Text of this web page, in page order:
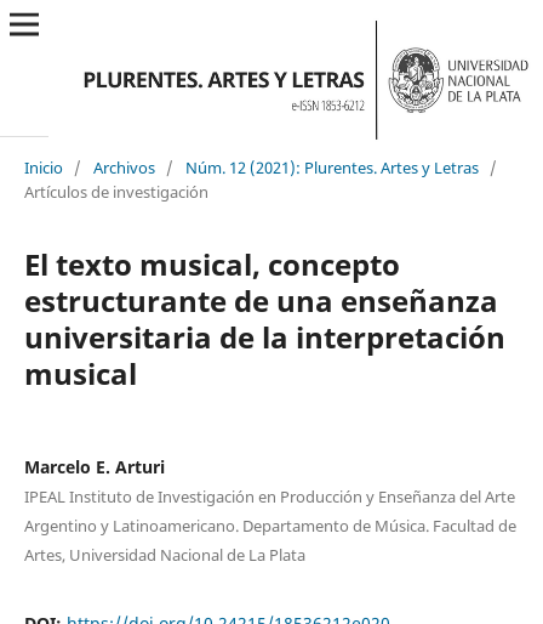
Inicio / Archivos / Núm. 12 (2021): Plurentes. Artes y Letras /
Artículos de investigación
El texto musical, concepto
estructurante de una enseñanza
universitaria de la interpretación
musical
Marcelo E. Arturi
IPEAL Instituto de Investigación en Producción y Enseñanza del Arte
Argentino y Latinoamericano. Departamento de Música. Facultad de
Artes, Universidad Nacional de La Plata